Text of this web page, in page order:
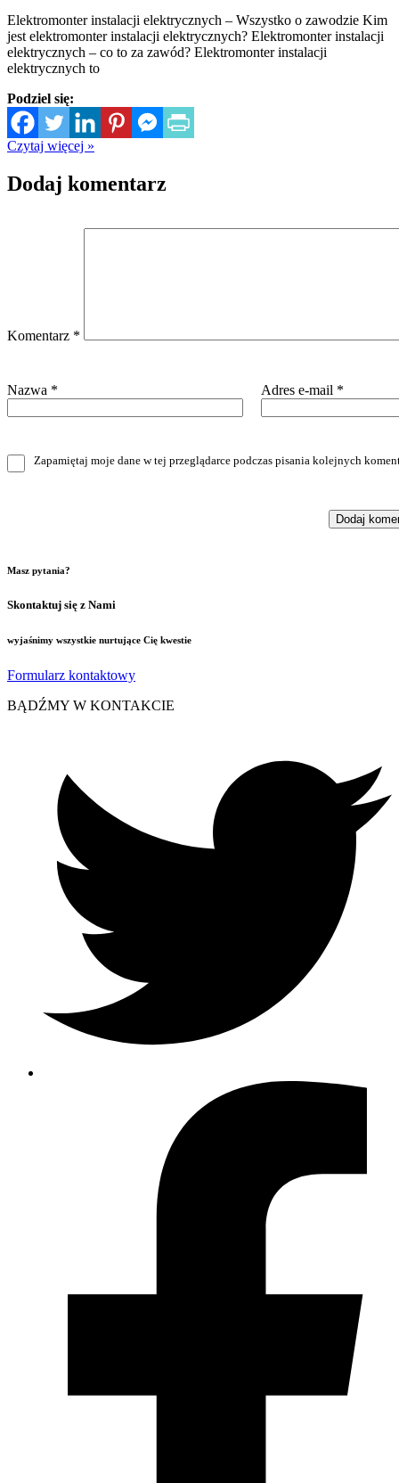
Elektromonter instalacji elektrycznych – Wszystko o zawodzie Kim
jest elektromonter instalacji elektrycznych? Elektromonter instalacji
elektrycznych – co to za zawód? Elektromonter instalacji
elektrycznych to
Podziel się:
Czytaj więcej »
Dodaj komentarz
Komentarz *
Nazwa * Adres e-mail *
Zapamiętaj moje dane w tej przeglądarce podczas pisania kolejnych
Masz pytania?
Skontaktuj się z Nami
wyjaśnimy wszystkie nurtujące Cię kwestie
Formularz kontaktowy
BĄDŹMY W KONTAKCIE